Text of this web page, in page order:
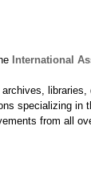
International
archives,
specializing in
from all